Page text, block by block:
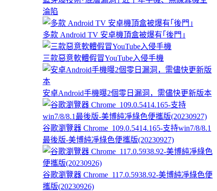
淪陷
多款 Android TV 安卓機頂盒被爆有｢後門｣
三款惡意軟體假冒YouTube入侵手機
安卓Android手機曝2個零日漏洞，需儘快更新版本
谷歌瀏覽器 Chrome_109.0.5414.165-支持win7/8/8.1
最後版-美博純凈綠色便攜版(20230927)
谷歌瀏覽器 Chrome_117.0.5938.92-美博純凈綠色便
攜版(20230926)